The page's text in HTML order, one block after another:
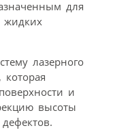
для
жидких
лазерного
и
высоты